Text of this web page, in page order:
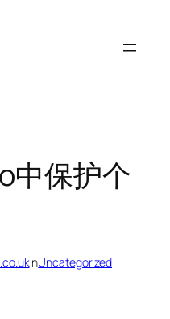
中保护个
inUncategorized